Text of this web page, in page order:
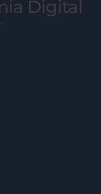
Digital